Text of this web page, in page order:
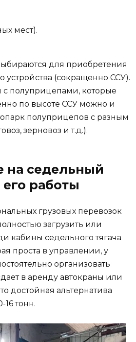
мест).
для приобретения
устройства (сокращенно ССУ).
с полуприцепами, которые
по высоте ССУ можно и
полуприцепов с разным
зерновоз и т.д.).
на седельный
работы
грузовых перевозок
загрузить или
кабины седельного тягача
проста в управлении, у
организовать
в аренду автокраны или
достойная альтернатива
тонн.